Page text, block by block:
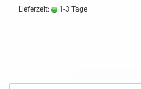
Lieferzeit: 1-3 Tage